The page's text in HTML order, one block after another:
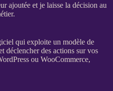
ajoutée et je laisse la décision au
qui exploite un modèle de
déclencher des actions sur vos
ou WooCommerce,